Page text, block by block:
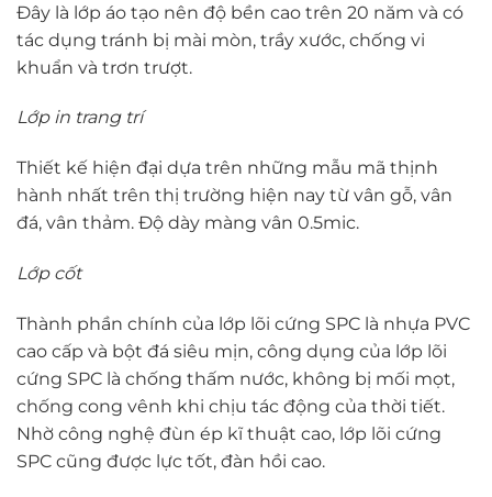
Đây là lớp áo tạo nên độ bền cao trên 20 năm và có
tác dụng tránh bị mài mòn, trầy xước, chống vi
khuẩn và trơn trượt.
Lớp in trang trí
Thiết kế hiện đại dựa trên những mẫu mã thịnh
hành nhất trên thị trường hiện nay từ vân gỗ, vân
đá, vân thảm. Độ dày màng vân 0.5mic.
Lớp cốt
Thành phần chính của lớp lõi cứng SPC là nhựa PVC
cao cấp và bột đá siêu mịn, công dụng của lớp lõi
cứng SPC là chống thấm nước, không bị mối mọt,
chống cong vênh khi chịu tác động của thời tiết.
Nhờ công nghệ đùn ép kĩ thuật cao, lớp lõi cứng
SPC cũng được lực tốt, đàn hồi cao.